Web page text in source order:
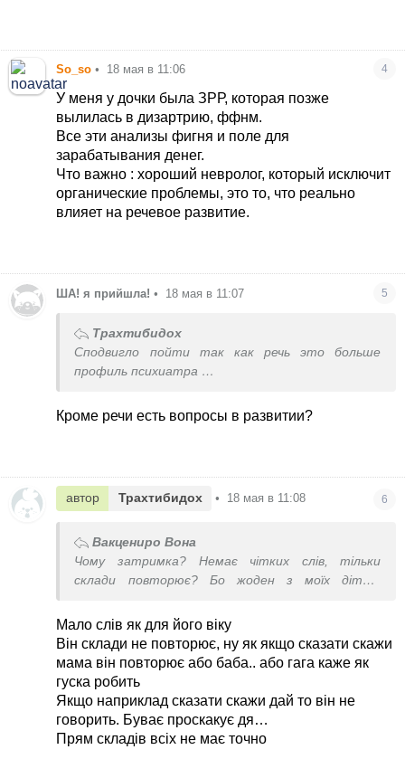
So_so • 18 мая в 11:06 4
У меня у дочки была ЗРР, которая позже
вылилась в дизартрию, ффнм.
Все эти анализы фигня и поле для
зарабатывания денег.
Что важно : хороший невролог, который исключит
органические проблемы, это то, что реально
влияет на речевое развитие.
ША! я прийшла! • 18 мая в 11:07 5
Трахтибидох
Сподвигло пойти так как речь это больше
профиль психиатра
оценки или есть задержка
Кроме речи есть вопросы в развитии?
автор Трахтибидох • 18 мая в 11:08 6
Вакцениро Вона
Чому затримка? Немає чітких слів, тільки
склади повторює? Бо жоден з моїх дітей,
розмовляли в цьому віці.
Мало слів як для його віку
Він склади не повторює, ну як якщо сказати скажи
мама він повторює або баба.. або гага каже як
гуска робить
Якщо наприклад сказати скажи дай то він не
говорить. Буває проскакує дя…
Прям складів всіх не має точно